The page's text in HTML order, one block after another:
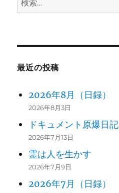
ン
索:
最近の投稿
2026年8月（日録）
2026年8月3日
ドキュメント原爆日記
2026年7月13日
霊は人を生かす
2026年7月9日
2026年7月（日録）